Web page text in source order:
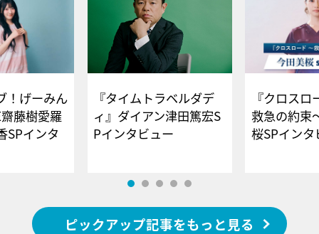
！げーみん
藤樹愛羅
SPインタ
『タイムトラベルダデ
ィ』ダイアン津田篤宏S
Pインタビュー
『クロス
救急の約束
桜SPイ
ピックアップ記事をもっと見る